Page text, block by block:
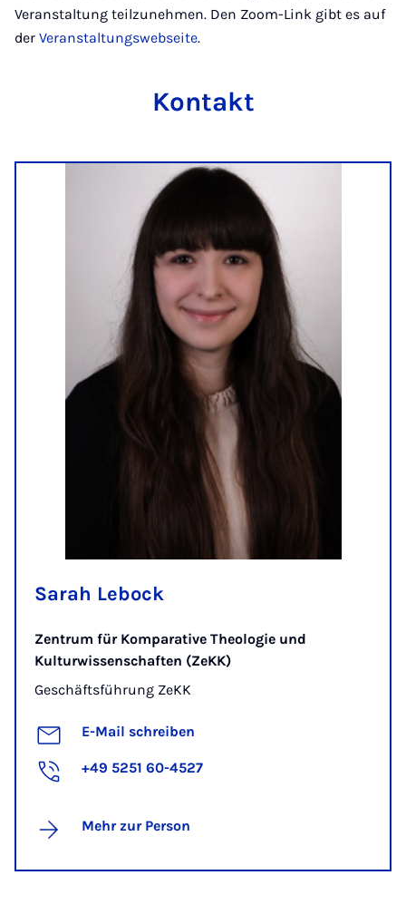
Veranstaltung teilzunehmen. Den Zoom-Link gibt es auf
der Veranstaltungswebseite.
Kontakt
Sarah Lebock
Zentrum für Komparative Theologie und
Kulturwissenschaften (ZeKK)
Geschäftsführung ZeKK
E-Mail schreiben
+49 5251 60-4527
Mehr zur Person